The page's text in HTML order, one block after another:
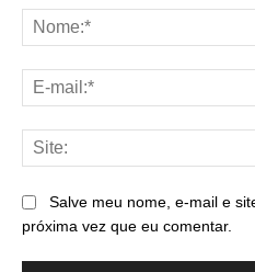
Salve meu nome, e-mail e
próxima vez que eu comentar.